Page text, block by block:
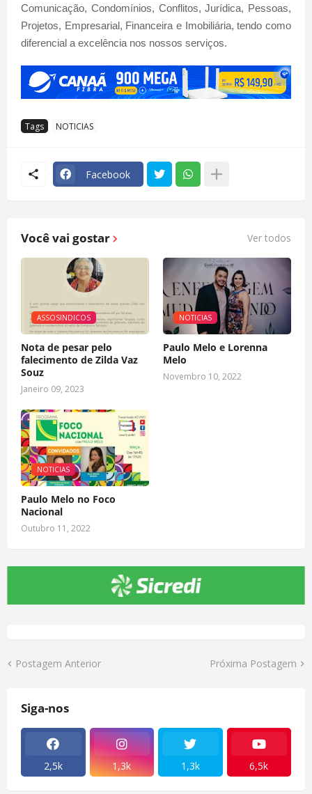
Comunicação, Condomínios, Conflitos, Jurídica, Pessoas,
Projetos, Empresarial, Financeira e Imobiliária, tendo como
diferencial a excelência nos nossos serviços.
Tags NOTICIAS
Facebook
Você vai gostar Ver todos
ASSOSINDICOS
Nota de pesar pelo
falecimento de Zilda Vaz
Souz
Janeiro 09, 2023
NOTICIAS
Paulo Melo e Lorenna
Melo
Novembro 10, 2022
NOTICIAS
Paulo Melo no Foco
Nacional
Outubro 11, 2022
Postagem Anterior Próxima Postagem
Siga-nos
2,5k 1,3k 1,3k 6,5k